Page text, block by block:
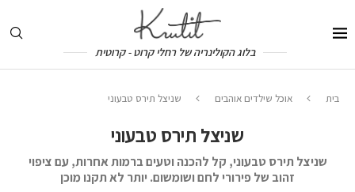
בלוג הקולינריה של רחלי קרוט - קרוטית
בית אוכל שילדים אוהבים שניצל תירס טבעוני
שניצל תירס טבעוני
שניצל תירס טבעוני, קל להכנה וטעים ברמות אחרות, עם ציפוי
זהוב של פירורי לחם ושומשום. יותר לא תקנו מוכן